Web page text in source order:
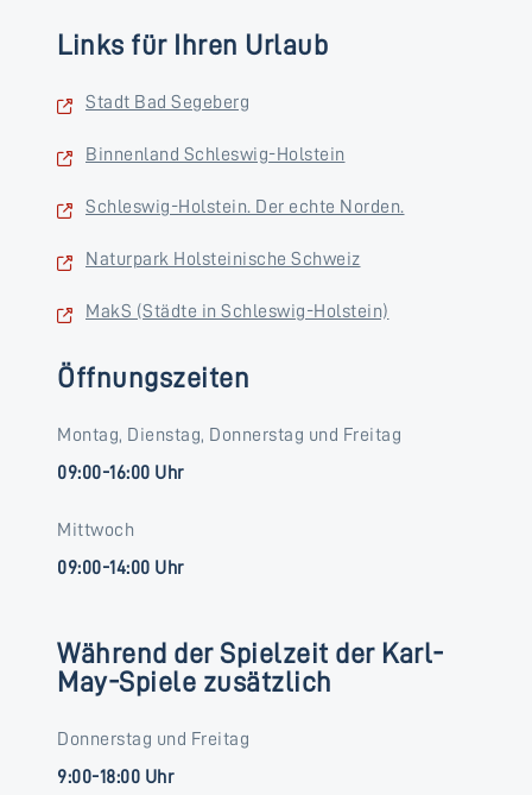
Links für Ihren Urlaub
Stadt Bad Segeberg
Binnenland Schleswig-Holstein
Schleswig-Holstein. Der echte Norden.
Naturpark Holsteinische Schweiz
MakS (Städte in Schleswig-Holstein)
Öffnungszeiten
Montag, Dienstag, Donnerstag und Freitag
09:00-16:00 Uhr
Mittwoch
09:00-14:00 Uhr
Während der Spielzeit der Karl-
May-Spiele zusätzlich
Donnerstag und Freitag
9:00-18:00 Uhr